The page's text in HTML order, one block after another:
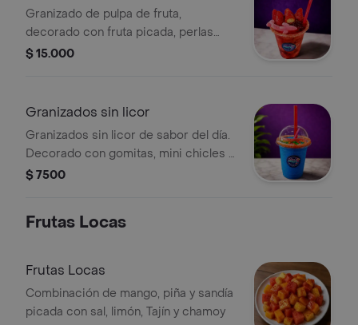
Granizado de pulpa de fruta,
decorado con fruta picada, perlas
explosivas, gomitas y un bom bom.
$ 15.000
Granizados sin licor
Granizados sin licor de sabor del día.
Decorado con gomitas, mini chicles y
borde escarchado con polvo rojo.
$ 7500
Frutas Locas
Frutas Locas
Combinación de mango, piña y sandía
picada con sal, limón, Tajín y chamoy